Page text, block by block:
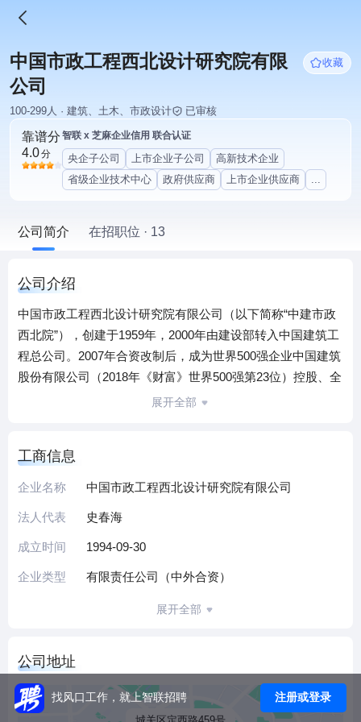
中国市政工程西北设计研究院有限
公司
收藏
100-299人 · 建筑、土木、市政设计 已审核
靠谱分
4.0分
智联 x 芝麻企业信用 联合认证
央企子公司 上市企业子公司
高新技术企业
省级企业技术中心
政府供应商 上市企业供应商 ...
公司简介 在招职位 · 13
公司介绍
中国市政工程西北设计研究院有限公司（以下简称“中建市政
西北院”），创建于1959年，2000年由建设部转入中国建筑工
程总公司。2007年合资改制后，成为世界500强企业中国建筑
股份有限公司（2018年《财富》世界500强第23位）控股、全
球第一大设计咨询公司——美国AECOM技术集团（ENR排名
国家工程设计综合资质甲级证书，业务范围涉及国内外咨
询、规划、设计、监理、工程总承包和项目管理等方面，可
程、城市风景园林、交通工程、轨道交通和工业与民用建
筑、防洪等工程设计、咨询、规划、监理、项目管理和工程
年再获质量、环境和职业健康安全三体系认证。2011年通过
程师60人，高级职称550余人，中级职称以上1100余人。总部
设有11个职能部门、16个业务部门和2个事业部，分别在北
京、雄安、上海、天津、重庆、浙江、江苏、广东、福建、
展开全部
工商信息
企业名称 中国市政工程西北设计研究院有限公司
法人代表 史春海
成立时间 1994-09-30
企业类型 有限责任公司（中外合资）
展开全部
公司地址
城关区定西路459号
找风口工作，就上智联招聘 注册或登录